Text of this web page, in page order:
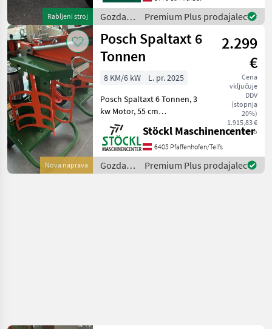
Rabljeni stroj
Luftreifenräder Ø 40 cm
Förd
Gozdarska
in
lesarska
mehanizacija
/ Posch
Premium Plus prodajalec
Nova naprava
Posch Spaltaxt 6
Tonnen
2.299
€
Cena
vključuje
DDV
(stopnja
20%)
1.915,83 €
neto
8 KM/6 kW
L. pr. 2025
Posch Spaltaxt 6 Tonnen, 3
kw Motor, 55 cm
Scheitellänge,
Vollgummiräder, NEU
stoječi, E-motorski pogon, :
stoječi Gozdarska in
lesarska mehanizacija
Stöckl Maschinencenter
6405 Pfaffenhofen/Telfs
Gozdarska
in
Premium Plus prodajalec